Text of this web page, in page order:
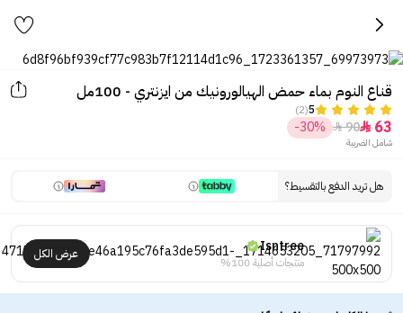
قناع النوم بماء حمض الهيالورونيك من ايزنتري - 100مل
5
(2)
63

90

-30%
شامل الضريبة
هل تريد الدفع بالتقسيط؟
Isntree
منتجات أصلية 100%
عرض الكل